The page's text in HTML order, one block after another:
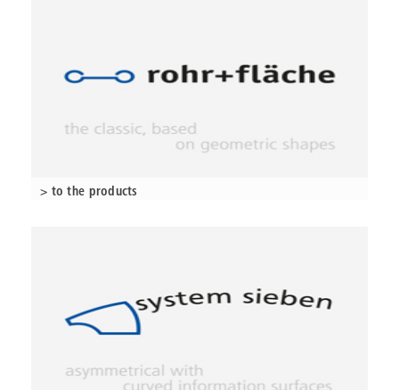
> to the products